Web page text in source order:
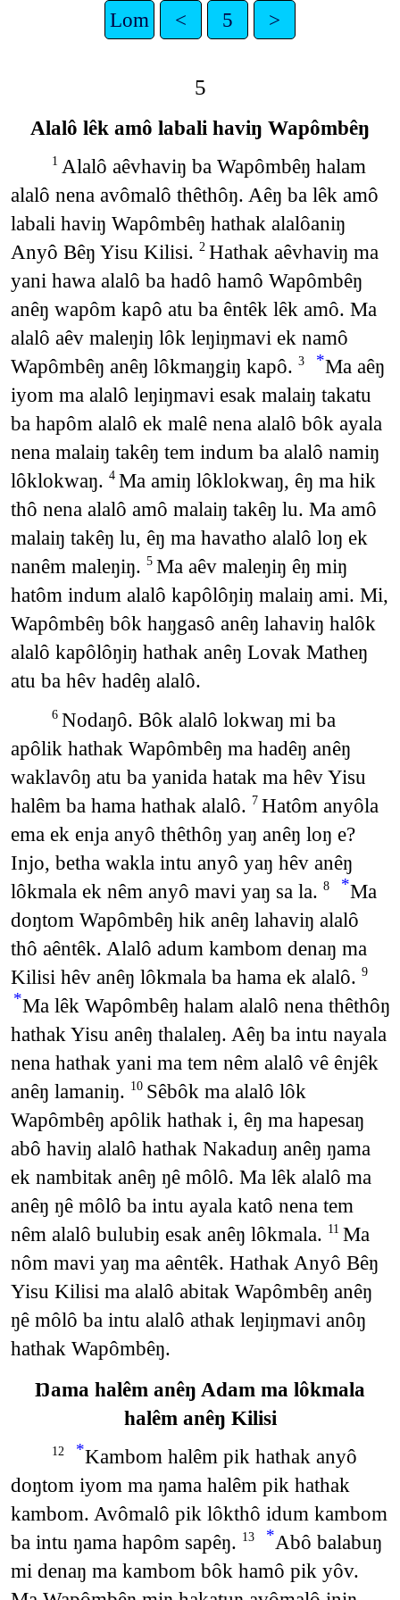
Lom < 5 >
5
Alalô lêk amô labali haviŋ Wapômbêŋ
1 Alalô aêvhaviŋ ba Wapômbêŋ halam
alalô nena avômalô thêthôŋ. Aêŋ ba lêk amô
labali haviŋ Wapômbêŋ hathak alalôaniŋ
Anyô Bêŋ Yisu Kilisi. 2 Hathak aêvhaviŋ ma
yani hawa alalô ba hadô hamô Wapômbêŋ
anêŋ wapôm kapô atu ba êntêk lêk amô. Ma
alalô aêv maleŋiŋ lôk leŋiŋmavi ek namô
Wapômbêŋ anêŋ lôkmaŋgiŋ kapô. 3 *Ma aêŋ
iyom ma alalô leŋiŋmavi esak malaiŋ takatu
ba hapôm alalô ek malê nena alalô bôk ayala
nena malaiŋ takêŋ tem indum ba alalô namiŋ
lôklokwaŋ. 4 Ma amiŋ lôklokwaŋ, êŋ ma hik
thô nena alalô amô malaiŋ takêŋ lu. Ma amô
malaiŋ takêŋ lu, êŋ ma havatho alalô loŋ ek
nanêm maleŋiŋ. 5 Ma aêv maleŋiŋ êŋ miŋ
hatôm indum alalô kapôlôŋiŋ malaiŋ ami. Mi,
Wapômbêŋ bôk haŋgasô anêŋ lahaviŋ halôk
alalô kapôlôŋiŋ hathak anêŋ Lovak Matheŋ
atu ba hêv hadêŋ alalô.
6 Nodaŋô. Bôk alalô lokwaŋ mi ba
apôlik hathak Wapômbêŋ ma hadêŋ anêŋ
waklavôŋ atu ba yanida hatak ma hêv Yisu
halêm ba hama hathak alalô. 7 Hatôm anyôla
ema ek enja anyô thêthôŋ yaŋ anêŋ loŋ e?
Injo, betha wakla intu anyô yaŋ hêv anêŋ
lôkmala ek nêm anyô mavi yaŋ sa la. 8 *Ma
doŋtom Wapômbêŋ hik anêŋ lahaviŋ alalô
thô aêntêk. Alalô adum kambom denaŋ ma
Kilisi hêv anêŋ lôkmala ba hama ek alalô. 9
*Ma lêk Wapômbêŋ halam alalô nena thêthôŋ
hathak Yisu anêŋ thalaleŋ. Aêŋ ba intu nayala
nena hathak yani ma tem nêm alalô vê ênjêk
anêŋ lamaniŋ. 10 Sêbôk ma alalô lôk
Wapômbêŋ apôlik hathak i, êŋ ma hapesaŋ
abô haviŋ alalô hathak Nakaduŋ anêŋ ŋama
ek nambitak anêŋ ŋê môlô. Ma lêk alalô ma
anêŋ ŋê môlô ba intu ayala katô nena tem
nêm alalô bulubiŋ esak anêŋ lôkmala. 11 Ma
nôm mavi yaŋ ma aêntêk. Hathak Anyô Bêŋ
Yisu Kilisi ma alalô abitak Wapômbêŋ anêŋ
ŋê môlô ba intu alalô athak leŋiŋmavi anôŋ
hathak Wapômbêŋ.
Ŋama halêm anêŋ Adam ma lôkmala
halêm anêŋ Kilisi
12 *Kambom halêm pik hathak anyô
doŋtom iyom ma ŋama halêm pik hathak
kambom. Avômalô pik lôkthô idum kambom
ba intu ŋama hapôm sapêŋ. 13 *Abô balabuŋ
mi denaŋ ma kambom bôk hamô pik yôv.